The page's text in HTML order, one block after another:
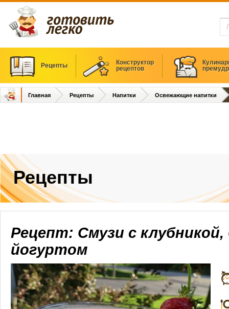
Рецепты
Конструктор
рецептов
Главная Рецепты Напитки Освежающие напитки
Рецепты
Рецепт: Смузи с клубникой,
йогуртом